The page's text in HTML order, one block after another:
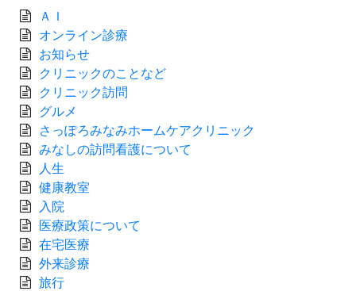
ＡＩ
オンライン診療
お知らせ
クリニックのことなど
クリニック訪問
グルメ
さっぽろみなみホームケアクリニック
みなしの訪問看護について
人生
健康教室
入院
医療政策について
在宅医療
外来診療
旅行